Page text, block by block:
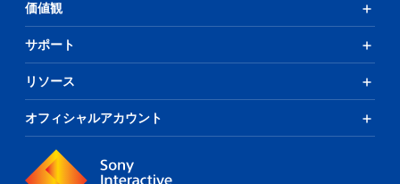
価値観
サポート
リソース
オフィシャルアカウント